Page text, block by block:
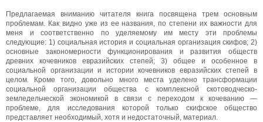
Предлагаемая вниманию читателя книга посвящена трем основным
проблемам. Как видно уже из ее названия, по степени их важности для
меня и соответственно по уделяемому им месту эти проблемы
следующие: 1) социальная история и социальная организация скифов; 2)
основные закономерности функционирования и развития обществ
древних кочевников евразийских степей; 3) общее и особенное в
социальной организации и истории кочевников евразийских степей в
целом. Кроме того, довольно много места уделено трансформации
социальной организации общества с комплексной скотоводческо-
земледельческой экономикой в связи с переходом к кочеванию —
проблеме, для исследования которой только скифское общество
представляет необходимый, хотя и недостаточный, материал.